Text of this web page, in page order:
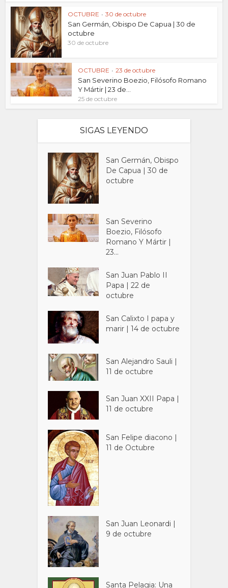
OCTUBRE • 30 de octubre
San Germán, Obispo De Capua | 30 de
octubre
30 de octubre
OCTUBRE • 23 de octubre
San Severino Boezio, Filósofo Romano
Y Mártir | 23 de...
25 de octubre
SIGAS LEYENDO
San Germán, Obispo
De Capua | 30 de
octubre
San Severino
Boezio, Filósofo
Romano Y Mártir |
23...
San Juan Pablo II
Papa | 22 de
octubre
San Calixto I papa y
marir | 14 de octubre
San Alejandro Sauli |
11 de octubre
San Juan XXII Papa |
11 de octubre
San Felipe diacono |
11 de Octubre
San Juan Leonardi |
9 de octubre
Santa Pelagia: Una